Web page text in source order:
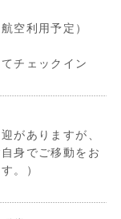
空利用予定）
チェックイン
がありますが、
身でご移動をお
。）